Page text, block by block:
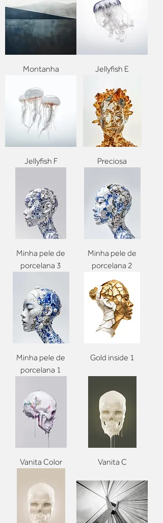
Montanha Jellyfish E
Jellyfish F Preciosa
Minha pele de
porcelana 3
Minha pele de
porcelana 2
Minha pele de
porcelana 1
Gold inside 1
Vanita Color Vanita C